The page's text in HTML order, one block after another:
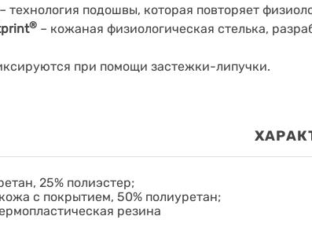
– технология подошвы, которая повторяет
® – кожаная физиологическая стелька,
при помощи застежки-липучки.
25% полиэстер;
с покрытием, 50% полиуретан;
резина